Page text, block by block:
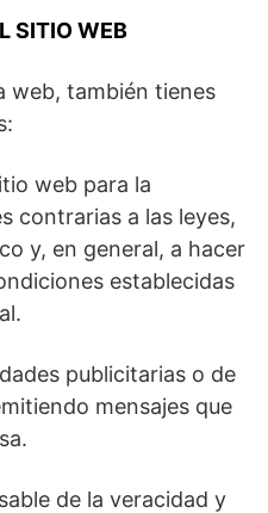
SITIO WEB
web, también tienes
web para la
contrarias a las leyes,
y, en general, a hacer
establecidas
publicitarias o de
mensajes que
de la veracidad y